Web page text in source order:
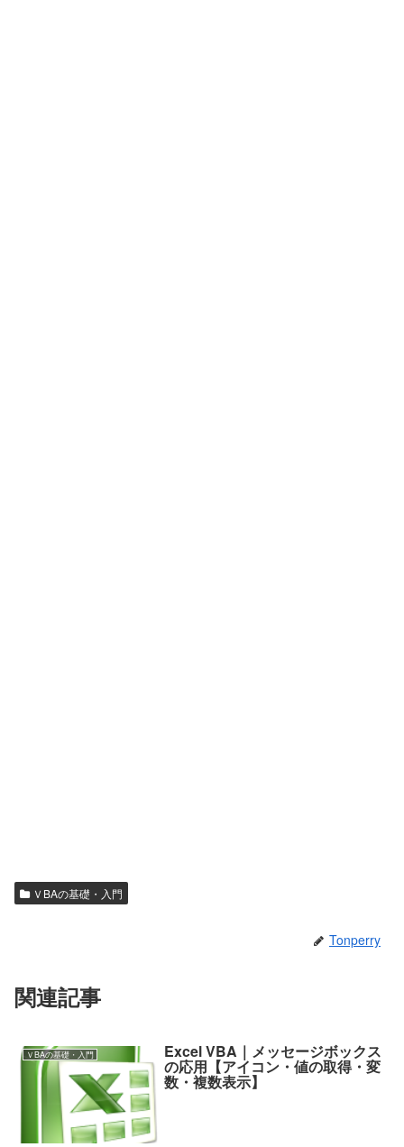
ＶBAの基礎・入門
Tonperry
関連記事
ＶBAの基礎・入門 Excel VBA｜メッセージボックス
の応用【アイコン・値の取得・変
数・複数表示】